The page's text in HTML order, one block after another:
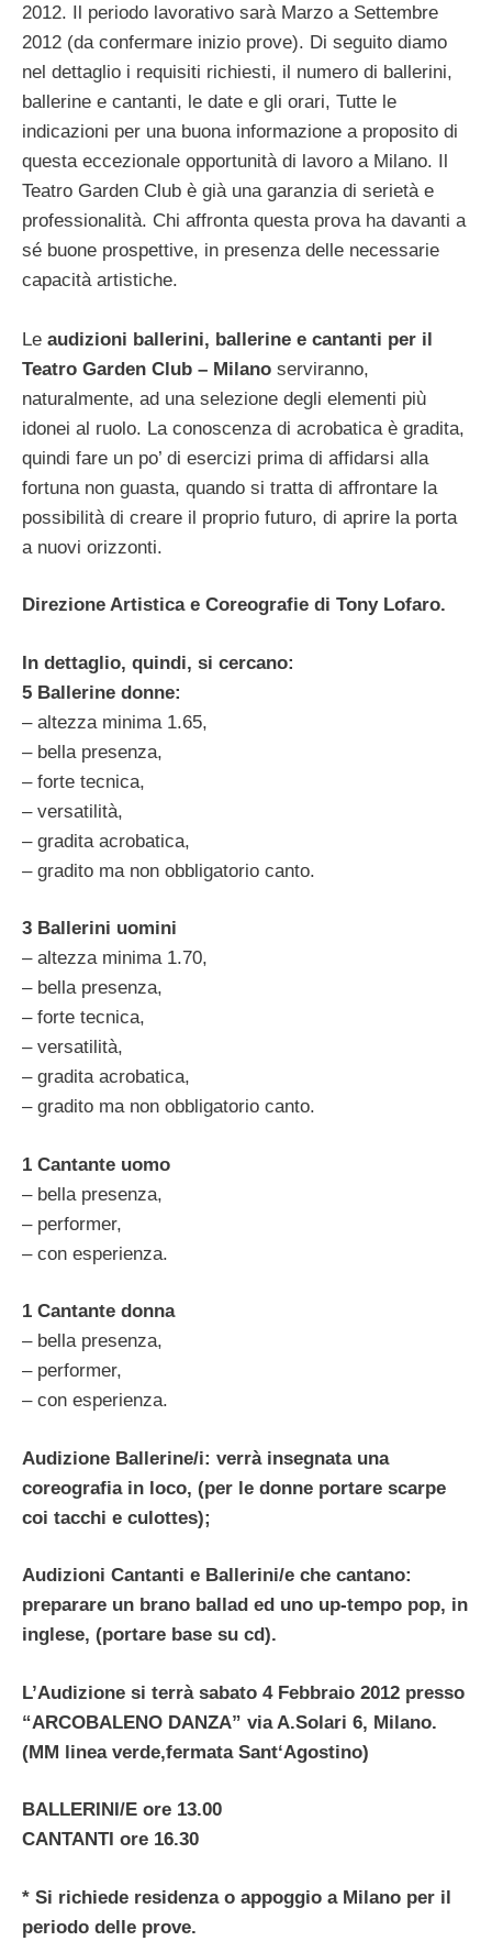
2012. Il periodo lavorativo sarà Marzo a Settembre
2012 (da confermare inizio prove). Di seguito diamo
nel dettaglio i requisiti richiesti, il numero di ballerini,
ballerine e cantanti, le date e gli orari, Tutte le
indicazioni per una buona informazione a proposito di
questa eccezionale opportunità di lavoro a Milano. Il
Teatro Garden Club è già una garanzia di serietà e
professionalità. Chi affronta questa prova ha davanti a
sé buone prospettive, in presenza delle necessarie
capacità artistiche.
Le audizioni ballerini, ballerine e cantanti per il
Teatro Garden Club – Milano serviranno,
naturalmente, ad una selezione degli elementi più
idonei al ruolo. La conoscenza di acrobatica è gradita,
quindi fare un po’ di esercizi prima di affidarsi alla
fortuna non guasta, quando si tratta di affrontare la
possibilità di creare il proprio futuro, di aprire la porta
a nuovi orizzonti.
Direzione Artistica e Coreografie di Tony Lofaro.
In dettaglio, quindi, si cercano:
5 Ballerine donne:
– altezza minima 1.65,
– bella presenza,
– forte tecnica,
– versatilità,
– gradita acrobatica,
– gradito ma non obbligatorio canto.
3 Ballerini uomini
– altezza minima 1.70,
– bella presenza,
– forte tecnica,
– versatilità,
– gradita acrobatica,
– gradito ma non obbligatorio canto.
1 Cantante uomo
– bella presenza,
– performer,
– con esperienza.
1 Cantante donna
– bella presenza,
– performer,
– con esperienza.
Audizione Ballerine/i: verrà insegnata una
coreografia in loco, (per le donne portare scarpe
coi tacchi e culottes);
Audizioni Cantanti e Ballerini/e che cantano:
preparare un brano ballad ed uno up-tempo pop, in
inglese, (portare base su cd).
L’Audizione si terrà sabato 4 Febbraio 2012 presso
“ARCOBALENO DANZA” via A.Solari 6, Milano.
(MM linea verde,fermata Sant‘Agostino)
BALLERINI/E ore 13.00
CANTANTI ore 16.30
* Si richiede residenza o appoggio a Milano per il
periodo delle prove.